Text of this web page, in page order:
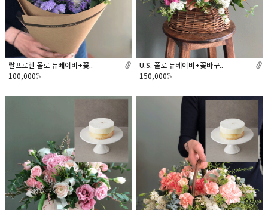
랄프로렌 폴로 뉴베이비+꽃..
100,000원
U.S. 폴로 뉴베이비+꽃바구..
150,000원